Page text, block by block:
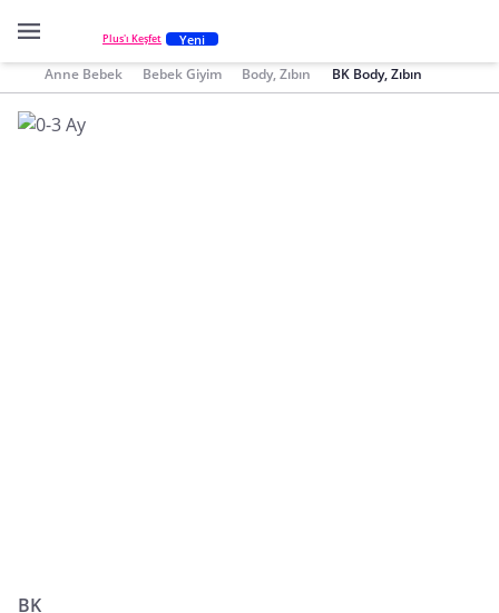
Plus'ı Keşfet Yeni
Anne Bebek Bebek Giyim Body, Zıbın BK Body, Zıbın
BK